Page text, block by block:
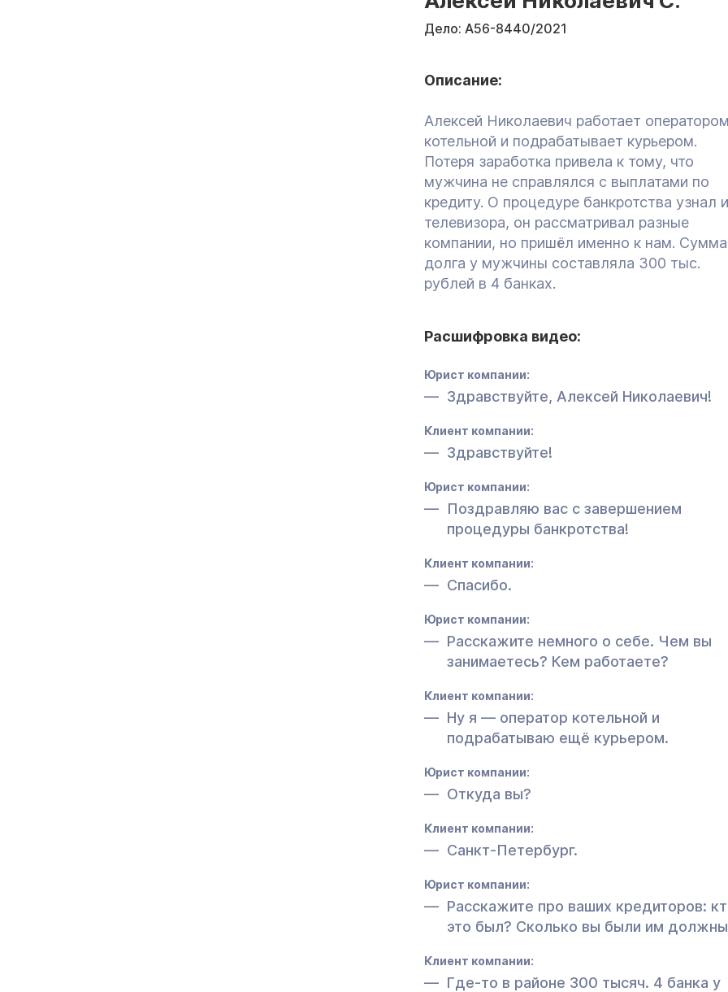
Дело: А56-8440/2021
Описание:
Алексей Николаевич работает
котельной и подрабатывает курьером.
Потеря заработка привела к тому, что
мужчина не справлялся с выплатами по
кредиту. О процедуре банкротства узнал
телевизора, он рассматривал разные
компании, но пришёл именно к нам. Сумма
долга у мужчины составляла 300 тыс.
рублей в 4 банках.
Расшифровка видео:
Юрист компании:
Здравствуйте, Алексей Николаевич!
Клиент компании:
Здравствуйте!
Юрист компании:
Поздравляю вас с завершением
процедуры банкротства!
Клиент компании:
Спасибо.
Юрист компании:
Расскажите немного о себе. Чем вы
занимаетесь? Кем работаете?
Клиент компании:
Ну я — оператор котельной и
подрабатываю ещё курьером.
Юрист компании:
Откуда вы?
Клиент компании:
Санкт-Петербург.
Юрист компании:
Расскажите про ваших кредиторов:
это был? Сколько вы были им
Клиент компании:
Где-то в районе 300 тысяч. 4 банка у